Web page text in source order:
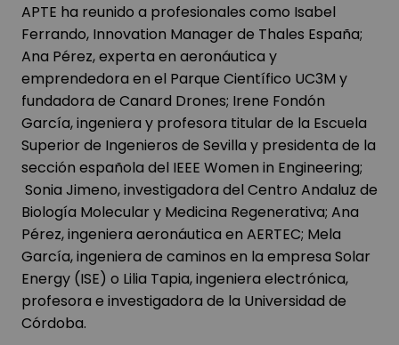
APTE ha reunido a profesionales como Isabel
Ferrando, Innovation Manager de Thales España;
Ana Pérez, experta en aeronáutica y
emprendedora en el Parque Científico UC3M y
fundadora de Canard Drones; Irene Fondón
García, ingeniera y profesora titular de la Escuela
Superior de Ingenieros de Sevilla y presidenta de la
sección española del IEEE Women in Engineering;
Sonia Jimeno, investigadora del Centro Andaluz de
Biología Molecular y Medicina Regenerativa; Ana
Pérez, ingeniera aeronáutica en AERTEC; Mela
García, ingeniera de caminos en la empresa Solar
Energy (ISE) o Lilia Tapia, ingeniera electrónica,
profesora e investigadora de la Universidad de
Córdoba.